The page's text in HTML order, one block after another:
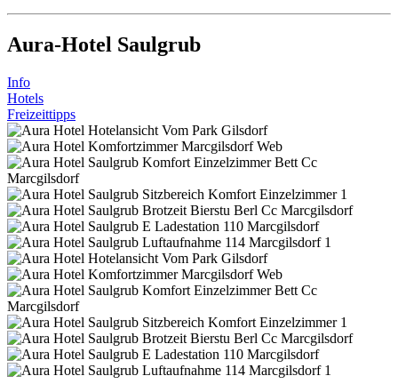
Aura-Hotel Saulgrub
Info
Hotels
Freizeittipps